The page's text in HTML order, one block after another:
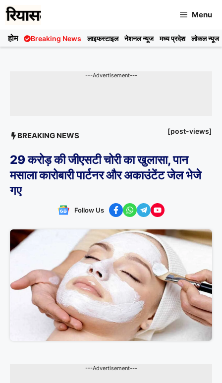
Skip
to
content
Menu
होम Breaking News लाइफस्टाइल नेशनल न्यूज मध्य प्रदेश लोकल न्यूज
---Advertisement---
BREAKING NEWS [post-views]
29 करोड़ की जीएसटी चोरी का खुलासा, पान
मसाला कारोबारी पार्टनर और अकाउंटेंट जेल भेजे
गए
Follow Us
---Advertisement---